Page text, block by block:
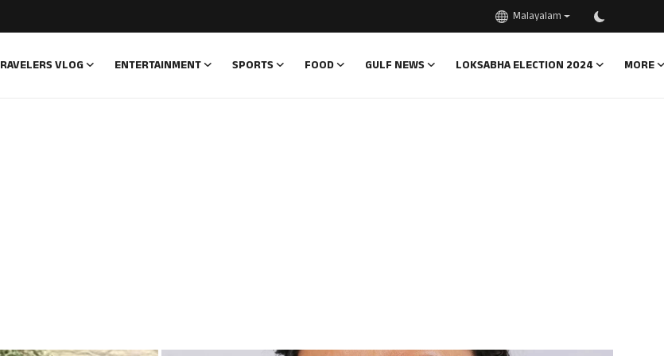
Malayalam
VLOG ENTERTAINMENT SPORTS FOOD GULF NEWS LOKSABHA ELECTION 2024 MORE